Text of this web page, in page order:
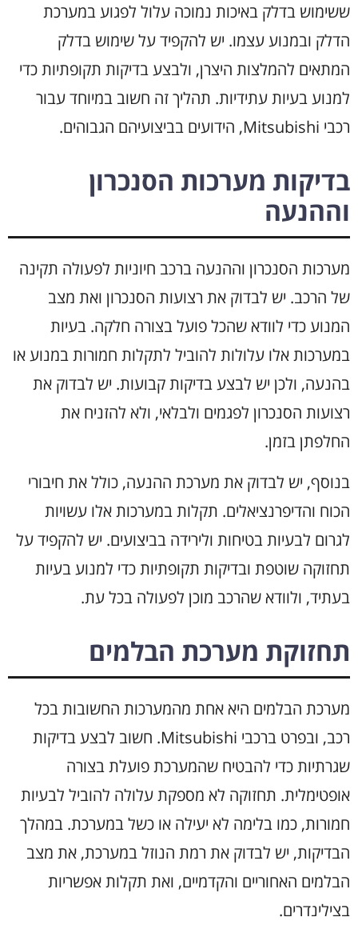
ששימוש בדלק באיכות נמוכה עלול לפגוע במערכת
הדלק ובמנוע עצמו. יש להקפיד על שימוש בדלק
המתאים להמלצות היצרן, ולבצע בדיקות תקופתיות כדי
למנוע בעיות עתידיות. תהליך זה חשוב במיוחד עבור
רכבי Mitsubishi, הידועים בביצועיהם הגבוהים.
בדיקות מערכות הסנכרון
וההנעה
מערכות הסנכרון וההנעה ברכב חיוניות לפעולה תקינה
של הרכב. יש לבדוק את רצועות הסנכרון ואת מצב
המנוע כדי לוודא שהכל פועל בצורה חלקה. בעיות
במערכות אלו עלולות להוביל לתקלות חמורות במנוע או
בהנעה, ולכן יש לבצע בדיקות קבועות. יש לבדוק את
רצועות הסנכרון לפגמים ולבלאי, ולא להזניח את
החלפתן בזמן.
בנוסף, יש לבדוק את מערכת ההנעה, כולל את חיבורי
הכוח והדיפרנציאלים. תקלות במערכות אלו עשויות
לגרום לבעיות בטיחות ולירידה בביצועים. יש להקפיד על
תחזוקה שוטפת ובדיקות תקופתיות כדי למנוע בעיות
בעתיד, ולוודא שהרכב מוכן לפעולה בכל עת.
תחזוקת מערכת הבלמים
מערכת הבלמים היא אחת מהמערכות החשובות בכל
רכב, ובפרט ברכבי Mitsubishi. חשוב לבצע בדיקות
שגרתיות כדי להבטיח שהמערכת פועלת בצורה
אופטימלית. תחזוקה לא מספקת עלולה להוביל לבעיות
חמורות, כמו בלימה לא יעילה או כשל במערכת. במהלך
הבדיקות, יש לבדוק את רמת הנוזל במערכת, את מצב
הבלמים האחוריים והקדמיים, ואת תקלות אפשריות
בצילינדרים.